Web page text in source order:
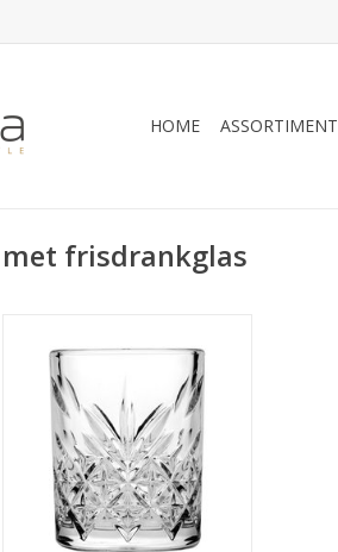
HOME ASSORTIMENT
frisdrankglas
TOEVOEGEN AAN WINKELWAGEN